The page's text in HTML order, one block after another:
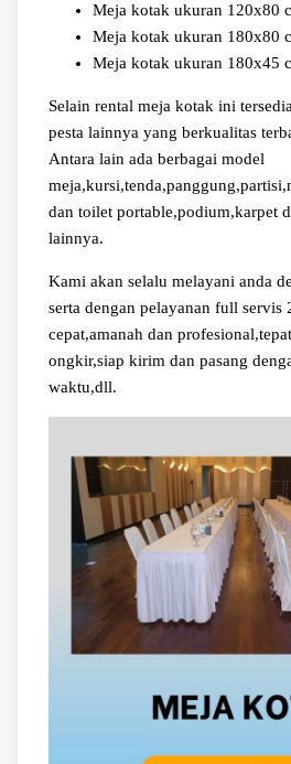
Meja kotak ukuran 120x80
Meja kotak ukuran 180x80
Meja kotak ukuran 180x45
Selain rental meja kotak ini
pesta lainnya yang berkualitas
Antara lain ada berbagai model
dan toilet portable,podium,karpet
lainnya.
Kami akan selalu melayani anda
serta dengan pelayanan full servis
cepat,amanah dan
ongkir,siap kirim dan pasang
waktu,dll.